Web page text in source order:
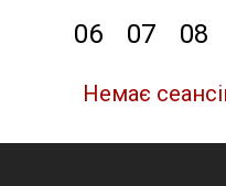
06
07 08
Немає